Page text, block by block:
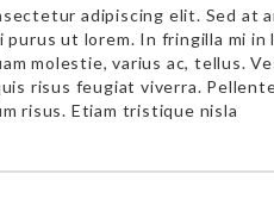
adipiscing elit. Sed at
ut lorem. In fringilla mi in
molestie, varius ac, tellus.
risus feugiat viverra.
risus. Etiam tristique nisla